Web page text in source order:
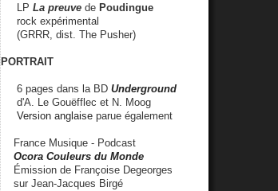
LP La preuve de Poudingue
rock expérimental
(GRRR, dist. The Pusher)
PORTRAIT
6 pages dans la BD Underground
d'A. Le Gouëfflec et N. Moog
Version anglaise parue également
France Musique - Podcast
Ocora Couleurs du Monde
Émission de Françoise Degeorges
sur Jean-Jacques Birgé